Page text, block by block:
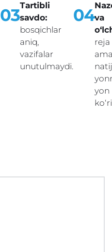
03Tartibli
savdo:
bosqichlar
aniq,
vazifalar
unutulmaydi.
04va
reja
yon